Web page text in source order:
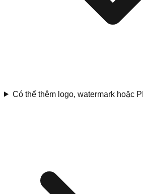
Có thể thêm logo, watermark hoặc